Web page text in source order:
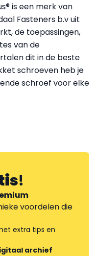
is een merk van
Fasteners b.v uit
de toepassingen,
van de
dit in de beste
schroeven heb je
schroef voor elke
!
voordelen die
extra tips en
archief